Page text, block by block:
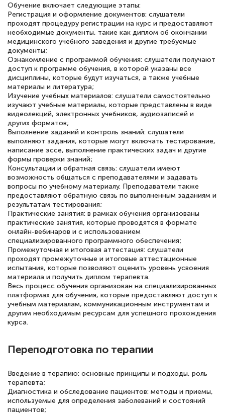
10 марта 2026
Оставила заявку на обучение онлайн, мне
быстро ответили, разъяснили все детали.
Обучение понравилось: огромное
количество тематической литературы,
пособий и учебников доступно на время
прохождения курса, удобная система
аттестации, проблем не возникло ни на
каком этапе…
Обучение включает следующие этапы:
Регистрация и оформление документов: слушатели
проходят процедуру регистрации на курс и предоставляют
необходимые документы, такие как диплом об окончании
медицинского учебного заведения и другие требуемые
документы;
Ознакомление с программой обучения: слушатели получают
доступ к программе обучения, в которой указаны все
дисциплины, которые будут изучаться, а также учебные
материалы и литература;
Изучение учебных материалов: слушатели самостоятельно
изучают учебные материалы, которые представлены в виде
видеолекций, электронных учебников, аудиозаписей и
других форматов;
Выполнение заданий и контроль знаний: слушатели
выполняют задания, которые могут включать тестирование,
написание эссе, выполнение практических задач и другие
формы проверки знаний;
Консультации и обратная связь: слушатели имеют
возможность общаться с преподавателями и задавать
вопросы по учебному материалу. Преподаватели также
предоставляют обратную связь по выполненным заданиям и
результатам тестирования;
Практические занятия: в рамках обучения организованы
практические занятия, которые проводятся в формате
онлайн-вебинаров и с использованием
специализированного программного обеспечения;
Промежуточная и итоговая аттестация: слушатели
проходят промежуточные и итоговые аттестационные
испытания, которые позволяют оценить уровень усвоения
материала и получить диплом терапевта.
Весь процесс обучения организован на специализированных
платформах для обучения, которые предоставляют доступ к
учебным материалам, коммуникационным инструментам и
другим необходимым ресурсам для успешного прохождения
курса.
Переподготовка по терапии
Введение в терапию: основные принципы и подходы, роль
терапевта;
Диагностика и обследование пациентов: методы и приемы,
используемые для определения заболеваний и состояний
пациентов;